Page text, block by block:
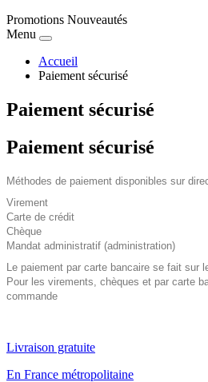
Promotions Nouveautés
Menu
Accueil
Paiement sécurisé
Paiement sécurisé
Paiement sécurisé
Méthodes de paiement disponibles sur
Virement
Carte de crédit
Chèque
Mandat administratif (administration)
Le paiement par carte bancaire se fait sur
Pour les virements, chèques et par carte
commande
Livraison gratuite
En France métropolitaine